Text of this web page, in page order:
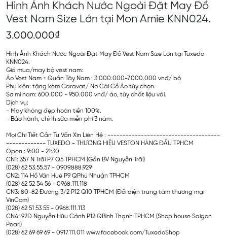
Hình Ảnh Khách Nước Ngoài Đặt May Đồ
Vest Nam Size Lớn tại Mon Amie KNN024.
3.000.000₫
Hình Ảnh Khách Nước Ngoài Đặt May Đồ Vest Nam Size Lớn tại Tuxedo
KNN024.
Giá mua/may bộ vest nam:
Áo Vest Nam + Quần Tây Nam : 3.000.000-7.000.000 vnđ/ bộ
Phụ kiện: tặng kèm Caravat/ Nơ Cài Cổ Áo tùy chọn.
Sơ mi nam: 600.000 - 950.000 vnđ/ áo, tùy chất liệu vải.
Dịch vụ:
- May không đẹp hoàn tiền 100%.
- Bảo hành, chỉnh sửa miễn phí 3 năm.
Mọi Chi Tiết Cần Tư Vấn Xin Liên Hệ : -------------------------------------
------------- TUXEDO - THƯƠNG HIỆU VESTON HÀNG ĐẦU TPHCM
Open : 9:00 - 21:30
CN1: 357 N Trãi P7 Q5 TPHCM (Gần BV Nguyễn Trãi)
(028) 62 53.55.57 - 0909.888.929
CN2: 114 Hồ Văn Huê P9 QPhú Nhuận TPHCM
(028) 62 52 54 56 - 0968.111.118
CN3: 80-82 Đường 3/2 P12 Q10 TPHCM (Đối diện trung tâm thương mại
VinCom)
(028) 62 51 53 55 - 0968.111.113
CN4: 92D Nguyễn Hữu Cảnh P12 QBình Thạnh TPHCM (Shop house Saigon
Pearl)
(028) 62 69 69 69 - 0917.111.011 www.facebook.com/TuxedoShop